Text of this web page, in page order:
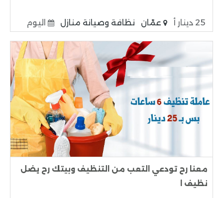
25 دينار أ عمّان نظافة وصيانة منازل اليوم
معنا رح تودعي التعب من التنظيف وبيتك رح يضل
نظيف ا